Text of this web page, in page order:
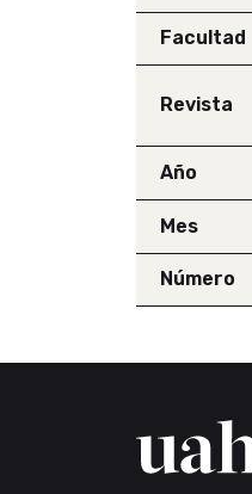
Facultad
Revista
Año
Mes
Número